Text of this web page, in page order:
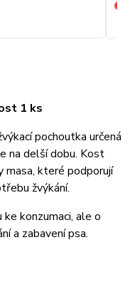
1 ks
pochoutka určená
na delší dobu. Kost
masa, které podporují
žvýkání.
konzumaci, ale o
a zabavení psa.